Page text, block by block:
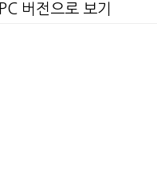
PC 버전으로 보기